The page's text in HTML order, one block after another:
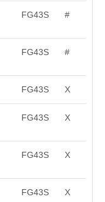
FG43S #
FG43S #
FG43S X
FG43S X
FG43S X
FG43S X